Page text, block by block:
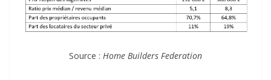
Source : Home Builders Federation